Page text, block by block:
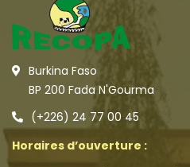
Burkina Faso
BP 200 Fada N'Gourma
(+226) 24 77 00 45
Horaires d’ouverture :